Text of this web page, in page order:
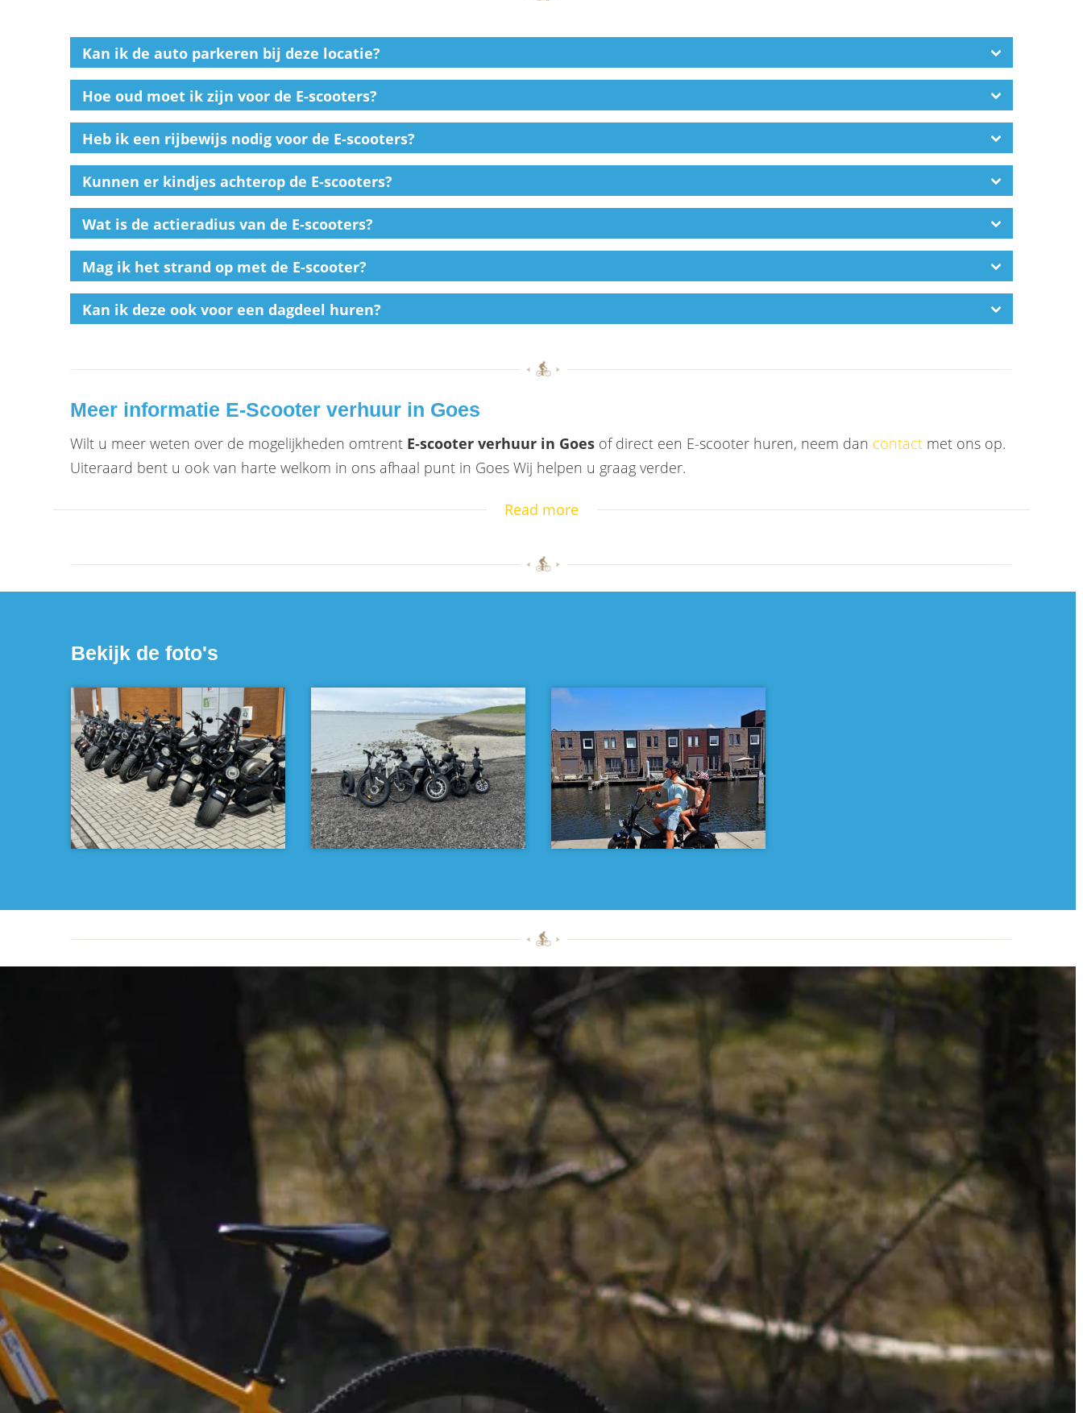
Kan ik de auto parkeren bij deze locatie?
Hoe oud moet ik zijn voor de E-scooters?
Heb ik een rijbewijs nodig voor de E-scooters?
Kunnen er kindjes achterop de E-scooters?
Wat is de actieradius van de E-scooters?
Mag ik het strand op met de E-scooter?
Kan ik deze ook voor een dagdeel huren?
Meer informatie E-Scooter verhuur in Goes
Wilt u meer weten over de mogelijkheden omtrent E-scooter verhuur in Goes of direct een E-scooter huren, neem dan contact met ons op.
Uiteraard bent u ook van harte welkom in ons afhaal punt in Goes Wij helpen u graag verder.
Read more
Bekijk de foto's